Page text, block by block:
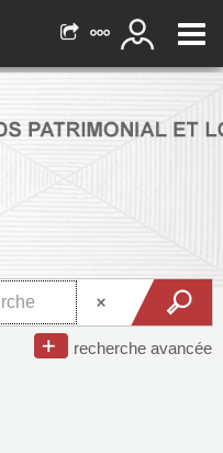
recherche avancée